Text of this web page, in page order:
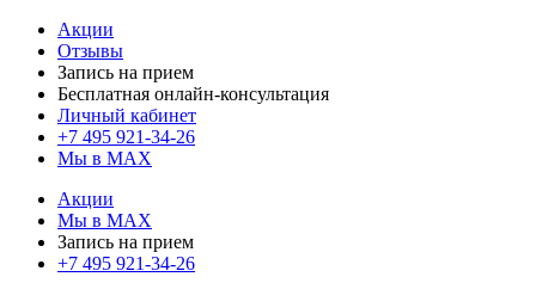
Акции
Отзывы
Запись на прием
Бесплатная онлайн-консультация
Личный кабинет
+7 495 921-34-26
Мы в MAX
Акции
Мы в MAX
Запись на прием
+7 495 921-34-26